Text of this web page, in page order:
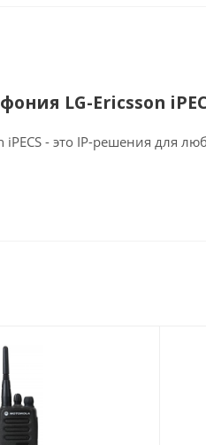
LG-Ericsson
iPECS - это IP-решения для